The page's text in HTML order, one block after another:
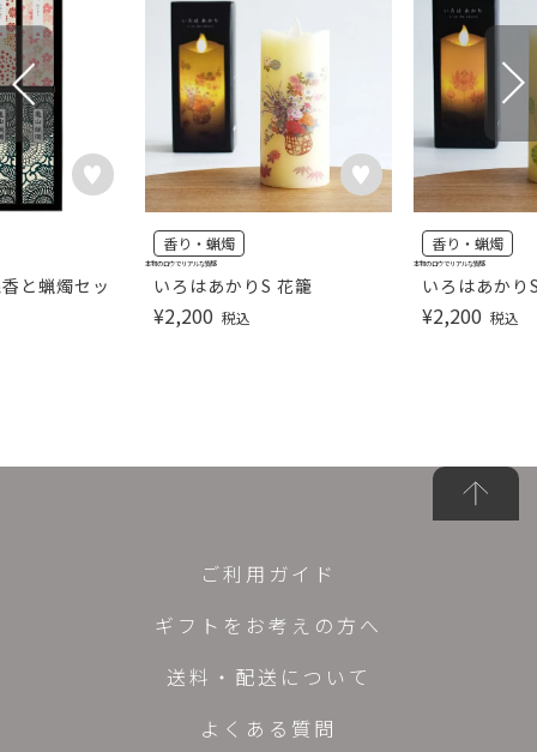
と蝋燭セッ いろはあかりS 花籠
香り・蝋燭
¥2,200 税込
本物のロウでリアルな質感
いろはあかり
香り・蝋燭
¥2,200 税込
本物のロウでリアルな質感
ご利用ガイド
ギフトをお考えの方へ
送料・配送について
よくある質問